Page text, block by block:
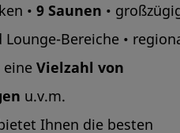
• 9 Saunen •
Bereiche •
eine Vielzahl von
u.v.m.
Ihnen die besten